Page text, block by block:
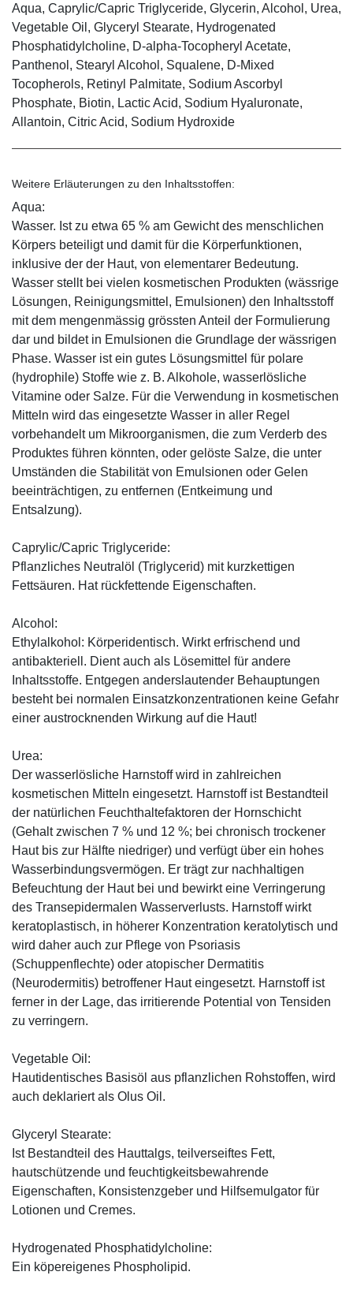
Aqua, Caprylic/Capric Triglyceride, Glycerin, Alcohol, Urea,
Vegetable Oil, Glyceryl Stearate, Hydrogenated
Phosphatidylcholine, D-alpha-Tocopheryl Acetate,
Panthenol, Stearyl Alcohol, Squalene, D-Mixed
Tocopherols, Retinyl Palmitate, Sodium Ascorbyl
Phosphate, Biotin, Lactic Acid, Sodium Hyaluronate,
Allantoin, Citric Acid, Sodium Hydroxide
Weitere Erläuterungen zu den Inhaltsstoffen:
Aqua:
Wasser. Ist zu etwa 65 % am Gewicht des menschlichen
Körpers beteiligt und damit für die Körperfunktionen,
inklusive der der Haut, von elementarer Bedeutung.
Wasser stellt bei vielen kosmetischen Produkten (wässrige
Lösungen, Reinigungsmittel, Emulsionen) den Inhaltsstoff
mit dem mengenmässig grössten Anteil der Formulierung
dar und bildet in Emulsionen die Grundlage der wässrigen
Phase. Wasser ist ein gutes Lösungsmittel für polare
(hydrophile) Stoffe wie z. B. Alkohole, wasserlösliche
Vitamine oder Salze. Für die Verwendung in kosmetischen
Mitteln wird das eingesetzte Wasser in aller Regel
vorbehandelt um Mikroorganismen, die zum Verderb des
Produktes führen könnten, oder gelöste Salze, die unter
Umständen die Stabilität von Emulsionen oder Gelen
beeinträchtigen, zu entfernen (Entkeimung und
Entsalzung).
Caprylic/Capric Triglyceride:
Pflanzliches Neutralöl (Triglycerid) mit kurzkettigen
Fettsäuren. Hat rückfettende Eigenschaften.
Alcohol:
Ethylalkohol: Körperidentisch. Wirkt erfrischend und
antibakteriell. Dient auch als Lösemittel für andere
Inhaltsstoffe. Entgegen anderslautender Behauptungen
besteht bei normalen Einsatzkonzentrationen keine Gefahr
einer austrocknenden Wirkung auf die Haut!
Urea:
Der wasserlösliche Harnstoff wird in zahlreichen
kosmetischen Mitteln eingesetzt. Harnstoff ist Bestandteil
der natürlichen Feuchthaltefaktoren der Hornschicht
(Gehalt zwischen 7 % und 12 %; bei chronisch trockener
Haut bis zur Hälfte niedriger) und verfügt über ein hohes
Wasserbindungsvermögen. Er trägt zur nachhaltigen
Befeuchtung der Haut bei und bewirkt eine Verringerung
des Transepidermalen Wasserverlusts. Harnstoff wirkt
keratoplastisch, in höherer Konzentration keratolytisch und
wird daher auch zur Pflege von Psoriasis
(Schuppenflechte) oder atopischer Dermatitis
(Neurodermitis) betroffener Haut eingesetzt. Harnstoff ist
ferner in der Lage, das irritierende Potential von Tensiden
zu verringern.
Vegetable Oil:
Hautidentisches Basisöl aus pflanzlichen Rohstoffen, wird
auch deklariert als Olus Oil.
Glyceryl Stearate:
Ist Bestandteil des Hauttalgs, teilverseiftes Fett,
hautschützende und feuchtigkeitsbewahrende
Eigenschaften, Konsistenzgeber und Hilfsemulgator für
Lotionen und Cremes.
Hydrogenated Phosphatidylcholine:
Ein köpereigenes Phospholipid.